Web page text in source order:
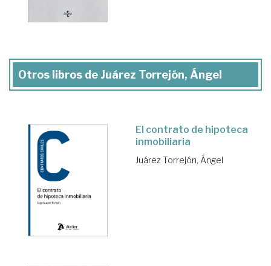
Otros libros de Juárez Torrejón, Ángel
El contrato de hipoteca
inmobiliaria
Juárez Torrejón, Ángel